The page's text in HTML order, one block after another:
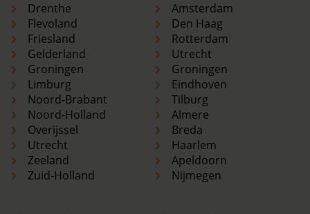
Drenthe
Flevoland
Friesland
Gelderland
Groningen
Limburg
Noord-Brabant
Noord-Holland
Overijssel
Utrecht
Zeeland
Zuid-Holland
Amsterdam
Den Haag
Rotterdam
Utrecht
Groningen
Eindhoven
Tilburg
Almere
Breda
Haarlem
Apeldoorn
Nijmegen